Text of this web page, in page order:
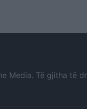
Media. Të gjitha të